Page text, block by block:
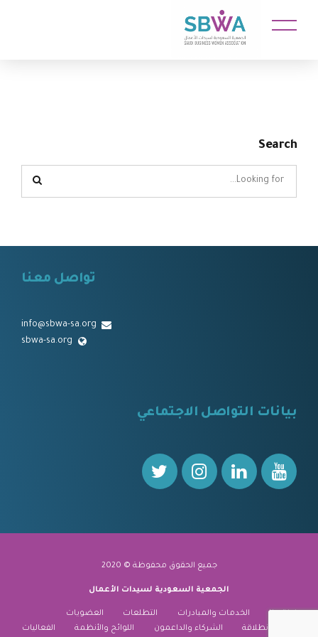
Search
تواصل معنا
info@sbwa-sa.org
sbwa-sa.org
بيانات التواصل الاجتماعي
جميع الحقوق محفوظة © 2020
الجمعية السعودية لسيدات الأعمال
نبذة عنا الخدمات والمبادرات التطلعات
العضويات
منارة الانطلاقة
الشركاء والداعمون اللوائح والأنظمة الفعاليات